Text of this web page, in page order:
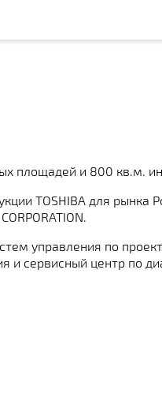
площадей и 800 кв.м.
TOSHIBA для рынка
управления по
и сервисный центр по